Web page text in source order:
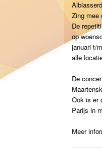
Zing mee
De
op
januari t/
alle
De
Ook is er
Parijs in
Meer